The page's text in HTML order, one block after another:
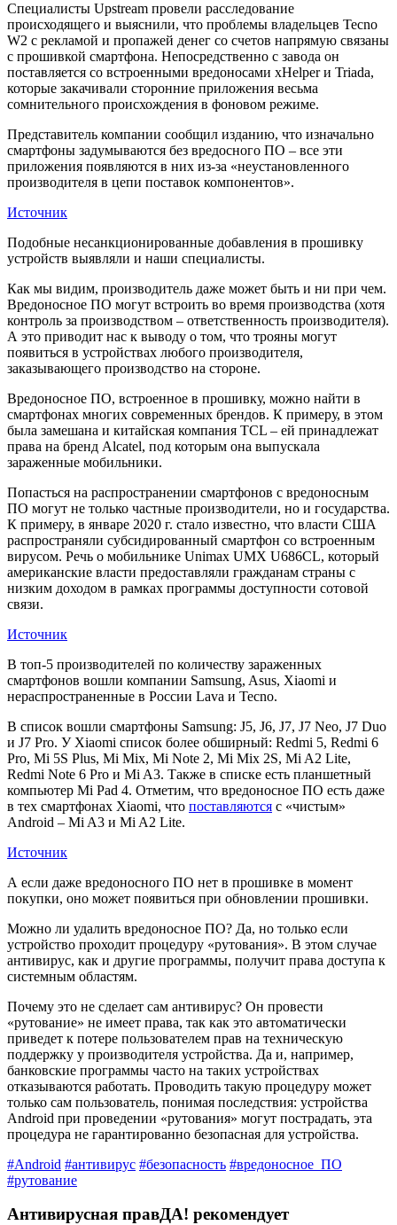
Специалисты Upstream провели расследование
происходящего и выяснили, что проблемы владельцев Tecno
W2 с рекламой и пропажей денег со счетов напрямую связаны
с прошивкой смартфона. Непосредственно с завода он
поставляется со встроенными вредоносами xHelper и Triada,
которые закачивали сторонние приложения весьма
сомнительного происхождения в фоновом режиме.
Представитель компании сообщил изданию, что изначально
смартфоны задумываются без вредосного ПО – все эти
приложения появляются в них из-за «неустановленного
производителя в цепи поставок компонентов».
Источник
Подобные несанкционированные добавления в прошивку
устройств выявляли и наши специалисты.
Как мы видим, производитель даже может быть и ни при чем.
Вредоносное ПО могут встроить во время производства (хотя
контроль за производством – ответственность производителя).
А это приводит нас к выводу о том, что трояны могут
появиться в устройствах любого производителя,
заказывающего производство на стороне.
Вредоносное ПО, встроенное в прошивку, можно найти в
смартфонах многих современных брендов. К примеру, в этом
была замешана и китайская компания TCL – ей принадлежат
права на бренд Alcatel, под которым она выпускала
зараженные мобильники.
Попасться на распространении смартфонов с вредоносным
ПО могут не только частные производители, но и государства.
К примеру, в январе 2020 г. стало известно, что власти США
распространяли субсидированный смартфон со встроенным
вирусом. Речь о мобильнике Unimax UMX U686CL, который
американские власти предоставляли гражданам страны с
низким доходом в рамках программы доступности сотовой
связи.
Источник
В топ-5 производителей по количеству зараженных
смартфонов вошли компании Samsung, Asus, Xiaomi и
нераспространенные в России Lava и Tecno.
В список вошли смартфоны Samsung: J5, J6, J7, J7 Neo, J7 Duo
и J7 Pro. У Xiaomi список более обширный: Redmi 5, Redmi 6
Pro, Mi 5S Plus, Mi Mix, Mi Note 2, Mi Mix 2S, Mi A2 Lite,
Redmi Note 6 Pro и Mi A3. Также в списке есть планшетный
компьютер Mi Pad 4. Отметим, что вредоносное ПО есть даже
в тех смартфонах Xiaomi, что поставляются с «чистым»
Android – Mi A3 и Mi A2 Lite.
Источник
А если даже вредоносного ПО нет в прошивке в момент
покупки, оно может появиться при обновлении прошивки.
Можно ли удалить вредоносное ПО? Да, но только если
устройство проходит процедуру «рутования». В этом случае
антивирус, как и другие программы, получит права доступа к
системным областям.
Почему это не сделает сам антивирус? Он провести
«рутование» не имеет права, так как это автоматически
приведет к потере пользователем прав на техническую
поддержку у производителя устройства. Да и, например,
банковские программы часто на таких устройствах
отказываются работать. Проводить такую процедуру может
только сам пользователь, понимая последствия: устройства
Android при проведении «рутования» могут пострадать, эта
процедура не гарантированно безопасная для устройства.
#Аndroid #антивирус #безопасность #вредоносное_ПО
#рутование
Антивирусная правДА! рекомендует